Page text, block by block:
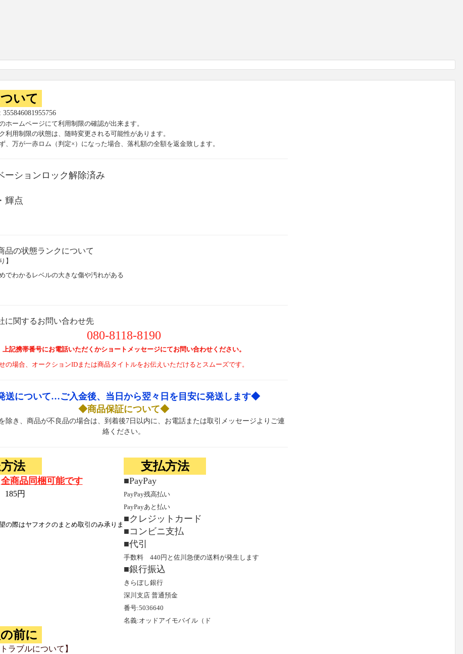
いて
: 355846081955756
ホームページにて利用制限の確認が出来ます。
利用制限の状態は、随時変更される可能性があります。
、万が一赤ロム（判定×）になった場合、落札額の全額を返金致します。
ーションロック解除済み
輝点
品の状態ランクについて
】
でわかるレベルの大きな傷や汚れがある
に関するお問い合わせ先
080-8118-8190
上記携帯番号にお電話いただくかショートメッセージにてお問い合わせください。
の場合、オークションIDまたは商品タイトルをお伝えいただけるとスムーズです。
送について…ご入金後、当日から翌々日を目安に発送します◆
◆商品保証について◆
除き、商品が不良品の場合は、到着後7日以内に、お電話または取引メッセージよりご連
絡ください。
法
全商品同梱可能です
円
の際はヤフオクのまとめ取引のみ承りま
支払方法
■PayPay
PayPay残高払い
PayPayあと払い
■クレジットカード
■コンビニ支払
■代引
手数料 440円と佐川急便の送料が発生します
■銀行振込
きらぼし銀行
深川支店 普通預金
番号:5036640
名義:オッドアイモバイル（ド
前に
ラブルについて】